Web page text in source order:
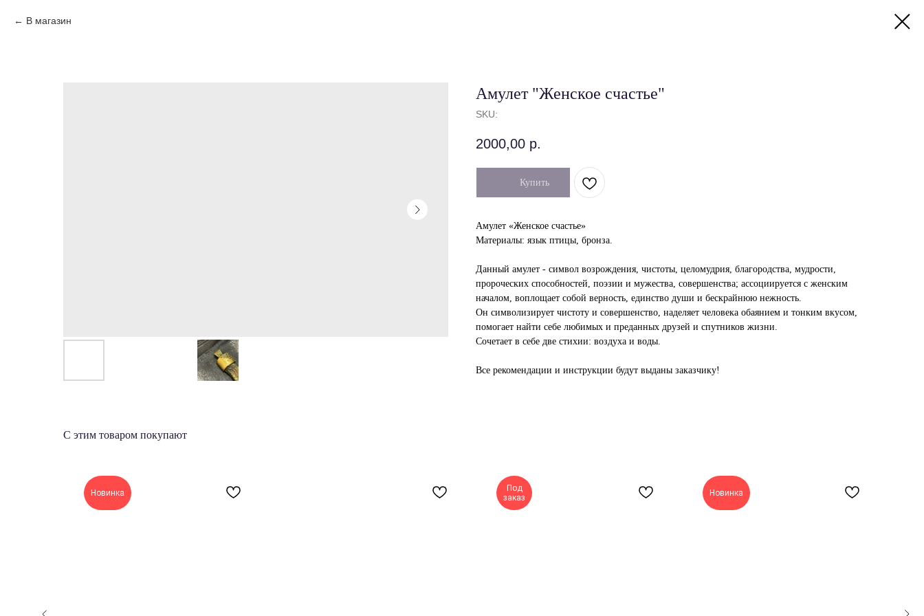
В магазин
Амулет "Женское счастье"
SKU:
2000,00 р.
Купить
Амулет «Женское счастье»
Материалы: язык птицы, бронза.
Данный амулет - символ возрождения, чистоты, целомудрия, благородства, мудрости,
пророческих способностей, поэзии и мужества, совершенства; ассоциируется с женским
началом, воплощает собой верность, единство души и бескрайнюю нежность.
Он символизирует чистоту и совершенство, наделяет человека обаянием и тонким вкусом,
помогает найти себе любимых и преданных друзей и спутников жизни.
Сочетает в себе две стихии: воздуха и воды.
Все рекомендации и инструкции будут выданы заказчику!
С этим товаром покупают
Новинка
Под
заказ
Новинка